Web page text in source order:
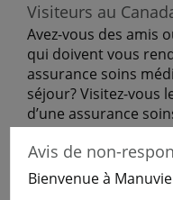
Avis de non-
Bienvenue à Manuvie
Visiteurs au
Avez-vous des amis
qui doivent vous
assurance soins
séjour? Visitez-vous
d’une assurance
séjour?
Lorsque des visiteurs
procurent